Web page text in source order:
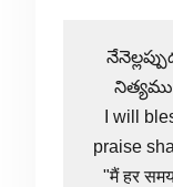
I will
praise
"मैं हर